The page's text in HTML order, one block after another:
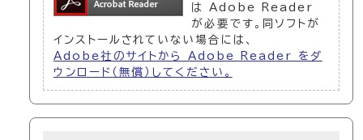
は Adobe Reader
が必要です。同ソフトが
インストールされていない場合には、
Adobe社のサイトから Adobe Reader をダ
ウンロード（無償）してください。